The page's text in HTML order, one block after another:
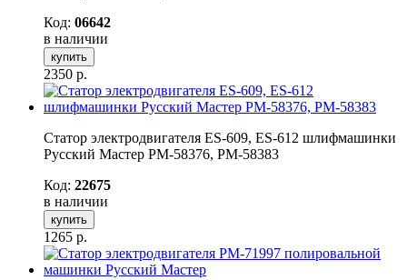
Код: 06642
в наличии
купить
2350 р.
Статор электродвигателя ES-609, ES-612 шлифмашинки
Русский Мастер РМ-58376, РМ-58383
Код: 22675
в наличии
купить
1265 р.